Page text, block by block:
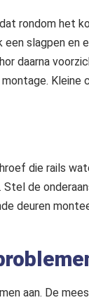
rondom het
slagpen en
daarna
die rails
de
deuren
aan. De